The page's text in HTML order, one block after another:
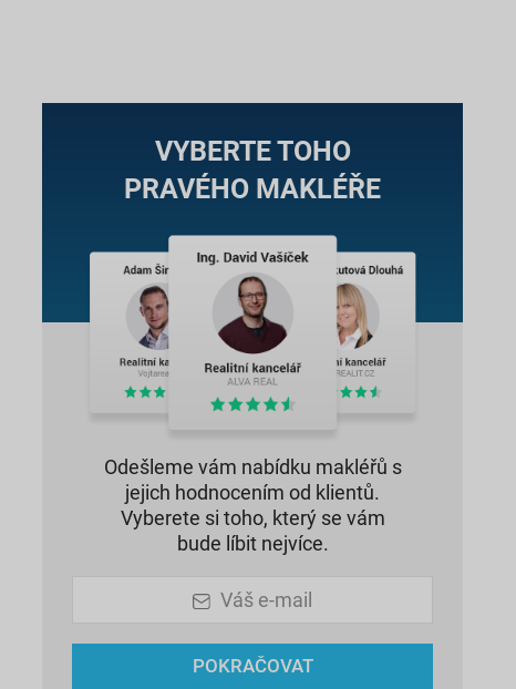
VYBERTE TOHO
PRAVÉHO MAKLÉŘE
Odešleme vám nabídku makléřů s
jejich hodnocením od klientů.
Vyberete si toho, který se vám
bude líbit nejvíce.
Váš e-mail
POKRAČOVAT